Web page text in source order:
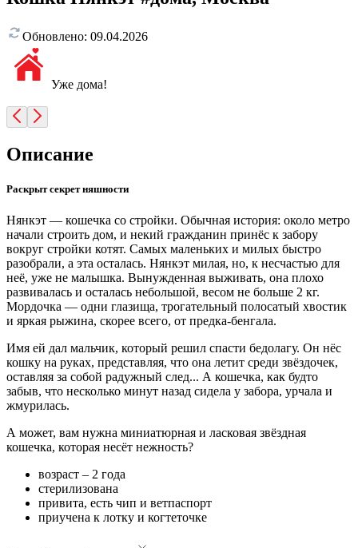
Обновлено: 09.04.2026
Уже дома!
Описание
Раскрыт секрет няшности
Нянкэт — кошечка со стройки. Обычная история: около метро
начали строить дом, и некий гражданин принёс к забору
вокруг стройки котят. Самых маленьких и милых быстро
разобрали, а эта осталась. Нянкэт милая, но, к несчастью для
неё, уже не малышка. Вынужденная выживать, она плохо
развивалась и осталась небольшой, весом не больше 2 кг.
Мордочка — одни глазища, трогательный полосатый хвостик
и яркая рыжина, скорее всего, от предка-бенгала.
Имя ей дал мальчик, который решил спасти бедолагу. Он нёс
кошку на руках, представляя, что она летит среди звёздочек,
оставляя за собой радужный след... А кошечка, как будто
забыв, что несколько минут назад сидела у забора, урчала и
жмурилась.
А может, вам нужна миниатюрная и ласковая звёздная
кошечка, которая несёт нежность?
возраст – 2 года
стерилизована
привита, есть чип и ветпаспорт
приучена к лотку и когтеточке